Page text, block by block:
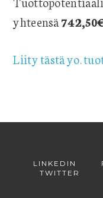
yhteensä
Liity tästä yo.
LINKEDIN
TWITTER